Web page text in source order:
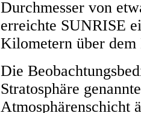
Durchmesser von
erreichte SUNRISE
Kilometern über dem
Die
Stratosphäre
Atmosphärenschicht